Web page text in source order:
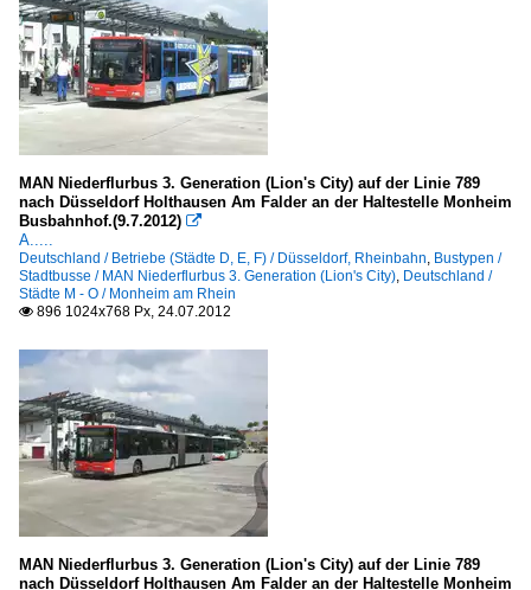
MAN Niederflurbus 3. Generation (Lion's City) auf der Linie 789
nach Düsseldorf Holthausen Am Falder an der Haltestelle Monheim
Busbahnhof.(9.7.2012) 
A.....
Deutschland / Betriebe (Städte D, E, F) / Düsseldorf, Rheinbahn, Bustypen /
Stadtbusse / MAN Niederflurbus 3. Generation (Lion's City), Deutschland /
Städte M - O / Monheim am Rhein
 896 1024x768 Px, 24.07.2012
MAN Niederflurbus 3. Generation (Lion's City) auf der Linie 789
nach Düsseldorf Holthausen Am Falder an der Haltestelle Monheim